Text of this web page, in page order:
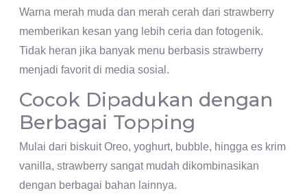
Warna merah muda dan merah cerah dari strawberry
memberikan kesan yang lebih ceria dan fotogenik.
Tidak heran jika banyak menu berbasis strawberry
menjadi favorit di media sosial.
Cocok Dipadukan dengan
Berbagai Topping
Mulai dari biskuit Oreo, yoghurt, bubble, hingga es krim
vanilla, strawberry sangat mudah dikombinasikan
dengan berbagai bahan lainnya.